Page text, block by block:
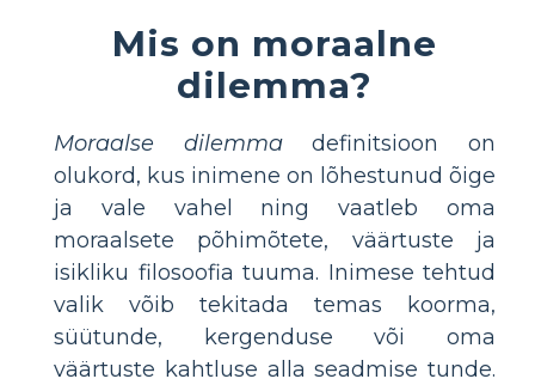
Mis on moraalne
dilemma?
Moraalse dilemmadefinitsioon on
olukord, kus inimene on lõhestunud õige
ja vale vahel ning vaatleb oma
moraalsete põhimõtete, väärtuste ja
isikliku filosoofia tuuma. Inimese tehtud
valik võib tekitada temas koorma,
süütunde, kergenduse või oma
väärtuste kahtluse alla seadmise tunde.